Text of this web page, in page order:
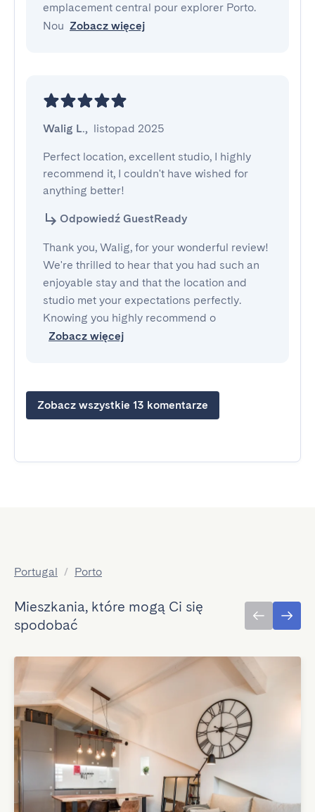
emplacement central pour explorer Porto.
Nou Zobacz więcej
Walig L., listopad 2025
Perfect location, excellent studio, I highly
recommend it, I couldn't have wished for
anything better!
Odpowiedź GuestReady
Thank you, Walig, for your wonderful review!
We're thrilled to hear that you had such an
enjoyable stay and that the location and
studio met your expectations perfectly.
Knowing you highly recommend o
Zobacz więcej
Zobacz wszystkie 13 komentarze
Portugal / Porto
Mieszkania, które mogą Ci się
spodobać